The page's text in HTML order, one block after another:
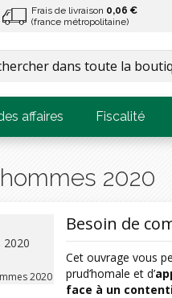
Frais de livraison 0,06 €
(france métropolitaine)
affaires Fiscalité
2020
Besoin de
Cet ouvrage vous
prud’homale et d’
face à un